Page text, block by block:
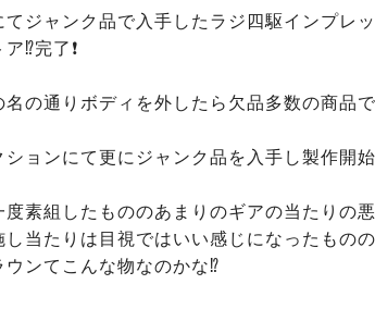
てジャンク品で入手したラジ四駆インプレ
⁉️完了❗️
名の通りボディを外したら欠品多数の商品
ョンにて更にジャンク品を入手し製作開始
素組したもののあまりのギアの当たりの
し当たりは目視ではいい感じになったもの
ウンてこんな物なのかな⁉️